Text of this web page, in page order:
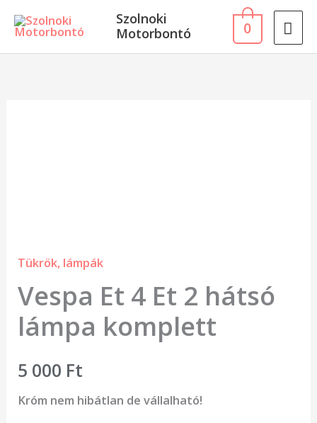
content
Szolnoki
Motorbontó
0
Tükrök, lámpák
Vespa Et 4 Et 2 hátsó
lámpa komplett
5 000 Ft
Króm nem hibátlan de vállalható!
komplett
mennyiség